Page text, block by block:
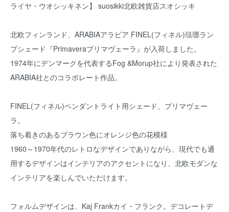
ライヤ・ウオシッキネン】 suosikki北欧雑貨店スオシッキ
北欧フィンランド、ARABIAアラビア FINEL(フィネル)琺瑯ラン
プシェード『Primaveraプリマヴェーラ』が入荷しました。
1974年にデンマークを代表するFog &Morup社により発表された
ARABIA社とのコラボレート作品。
FINEL(フィネル)ペンダントライト用シェード、プリマヴェー
ラ。
落ち着きのあるブラウン色にオレンジ色の花模様
1960～1970年代のレトロなデザインでありながら、現代でも通
用するデザインはインテリアのアクセントになり、北欧モダンな
インテリアを楽しんでいただけます。
フォルムデザインは、Kaj Frankカイ・フランク。デコレートデ